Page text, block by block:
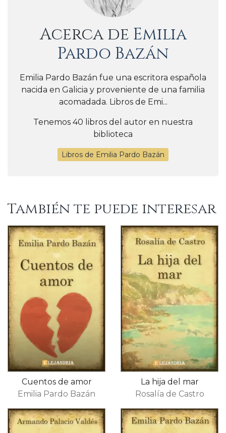
Acerca de Emilia
Pardo Bazán
Emilia Pardo Bazán fue una escritora española
nacida en Galicia y proveniente de una familia
acomadada. Libros de Emi...
Tenemos 40 libros del autor en nuestra
biblioteca
Libros de Emilia Pardo Bazán
También te puede interesar
Cuentos de amor
Emilia Pardo Bazán
La hija del mar
Rosalía de Castro